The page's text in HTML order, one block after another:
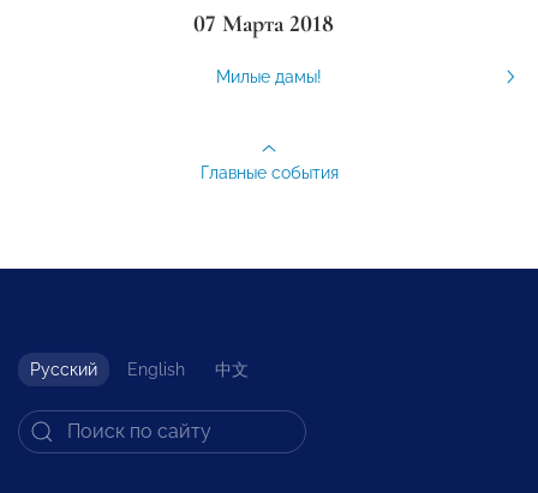
07 Марта 2018
Милые дамы!
Главные события
Русский English 中文